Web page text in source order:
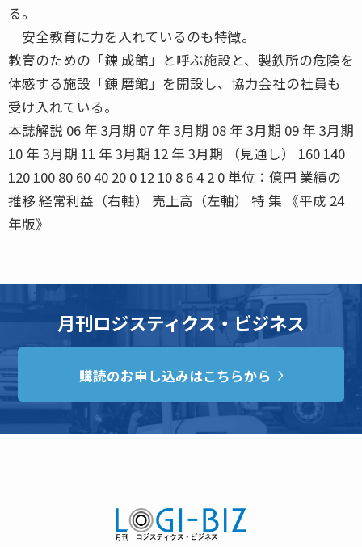
る。
安全教育に力を入れているのも特徴。
教育のための「錬 成館」と呼ぶ施設と、製鉄所の危険を
体感する施設「錬 磨館」を開設し、協力会社の社員も
受け入れている。
本誌解説 06 年 3月期 07 年 3月期 08 年 3月期 09 年 3月期
10 年 3月期 11 年 3月期 12 年 3月期 （見通し） 160 140
120 100 80 60 40 20 0 12 10 8 6 4 2 0 単位：億円 業績の
推移 経常利益（右軸） 売上高（左軸） 特 集 《平成 24
年版》
月刊ロジスティクス・ビジネス
購読のお申し込みはこちらから